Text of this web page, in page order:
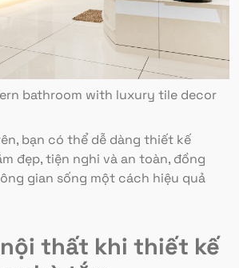
bathroom with luxury tile decor
bạn có thể dễ dàng thiết kế
đẹp, tiện nghi và an toàn, đồng
gian sống một cách hiệu quả
thất khi thiết kế